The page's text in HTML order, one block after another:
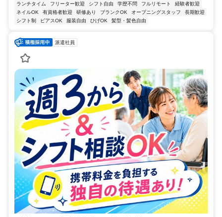
ランチタイム フリーター歓迎 シフト自由 学歴不問 フルリモート
経験者歓迎
ネイルOK
有資格者歓迎 研修あり ブランクOK オープニングスタッフ
長期歓迎
シフト制
ピアスOK 服装自由 ひげOK 髪型・髪色自由
派遣社員